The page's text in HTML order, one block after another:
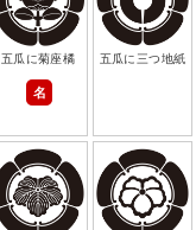
五瓜に菊座橘
名
五瓜に三つ地紙